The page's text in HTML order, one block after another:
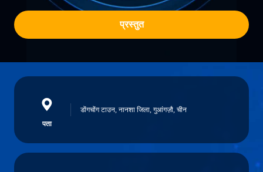
प्रस्तुत
पता
डोंगचोंग टाउन, नानशा जिला, गुआंगज़ौ, चीन